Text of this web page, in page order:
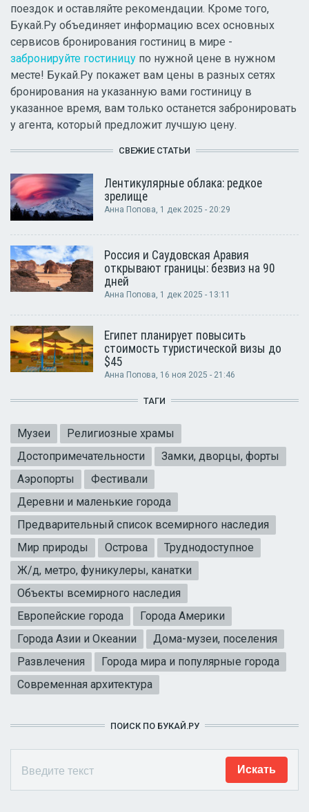
поездок и оставляйте рекомендации. Кроме того,
Букай.Ру объединяет информацию всех основных
сервисов бронирования гостиниц в мире -
забронируйте гостиницу по нужной цене в нужном
месте! Букай.Ру покажет вам цены в разных сетях
бронирования на указанную вами гостиницу в
указанное время, вам только останется забронировать
у агента, который предложит лучшую цену.
СВЕЖИЕ СТАТЬИ
Лентикулярные облака: редкое
зрелище
Анна Попова, 1 дек 2025 - 20:29
Россия и Саудовская Аравия
открывают границы: безвиз на 90
дней
Анна Попова, 1 дек 2025 - 13:11
Египет планирует повысить
стоимость туристической визы до
$45
Анна Попова, 16 ноя 2025 - 21:46
ТАГИ
Музеи
Религиозные храмы
Достопримечательности
Замки, дворцы, форты
Аэропорты
Фестивали
Деревни и маленькие города
Предварительный список всемирного наследия
Мир природы
Острова
Труднодоступное
Ж/д, метро, фуникулеры, канатки
Объекты всемирного наследия
Европейские города
Города Америки
Города Азии и Океании
Дома-музеи, поселения
Развлечения
Города мира и популярные города
Современная архитектура
ПОИСК ПО БУКАЙ.РУ